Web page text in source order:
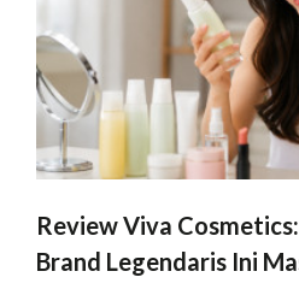
Review Viva
Brand Legendaris Ini